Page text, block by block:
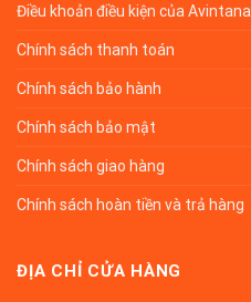
Điều khoản điều kiện của Avintana
Chính sách thanh toán
Chính sách bảo hành
Chính sách bảo mật
Chính sách giao hàng
Chính sách hoàn tiền và trả hàng
ĐỊA CHỈ CỬA HÀNG